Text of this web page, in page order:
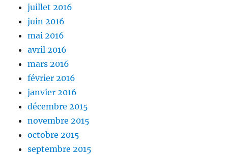
juillet 2016
juin 2016
mai 2016
avril 2016
mars 2016
février 2016
janvier 2016
décembre 2015
novembre 2015
octobre 2015
septembre 2015